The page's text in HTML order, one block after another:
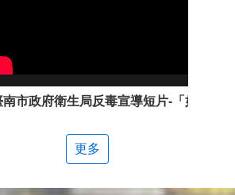
南市政府衛生局反毒宣導短片-「如何辨別
更多